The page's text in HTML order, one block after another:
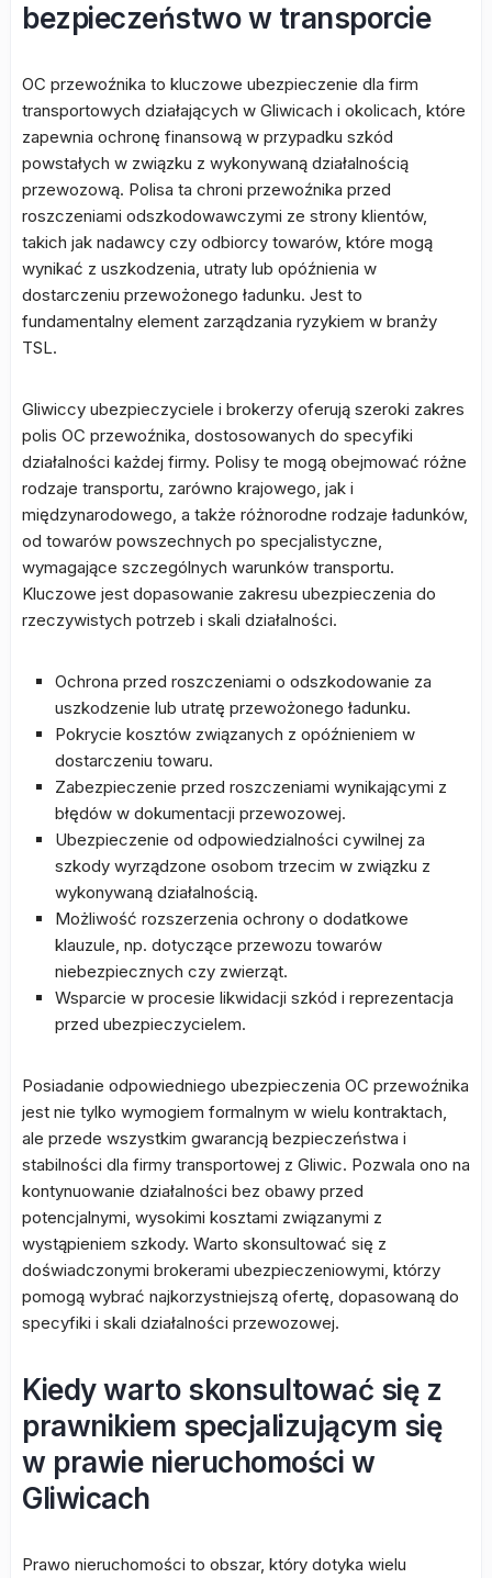
bezpieczeństwo w transporcie
OC przewoźnika to kluczowe ubezpieczenie dla firm
transportowych działających w Gliwicach i okolicach, które
zapewnia ochronę finansową w przypadku szkód
powstałych w związku z wykonywaną działalnością
przewozową. Polisa ta chroni przewoźnika przed
roszczeniami odszkodowawczymi ze strony klientów,
takich jak nadawcy czy odbiorcy towarów, które mogą
wynikać z uszkodzenia, utraty lub opóźnienia w
dostarczeniu przewożonego ładunku. Jest to
fundamentalny element zarządzania ryzykiem w branży
TSL.
Gliwiccy ubezpieczyciele i brokerzy oferują szeroki zakres
polis OC przewoźnika, dostosowanych do specyfiki
działalności każdej firmy. Polisy te mogą obejmować różne
rodzaje transportu, zarówno krajowego, jak i
międzynarodowego, a także różnorodne rodzaje ładunków,
od towarów powszechnych po specjalistyczne,
wymagające szczególnych warunków transportu.
Kluczowe jest dopasowanie zakresu ubezpieczenia do
rzeczywistych potrzeb i skali działalności.
Ochrona przed roszczeniami o odszkodowanie za
uszkodzenie lub utratę przewożonego ładunku.
Pokrycie kosztów związanych z opóźnieniem w
dostarczeniu towaru.
Zabezpieczenie przed roszczeniami wynikającymi z
błędów w dokumentacji przewozowej.
Ubezpieczenie od odpowiedzialności cywilnej za
szkody wyrządzone osobom trzecim w związku z
wykonywaną działalnością.
Możliwość rozszerzenia ochrony o dodatkowe
klauzule, np. dotyczące przewozu towarów
niebezpiecznych czy zwierząt.
Wsparcie w procesie likwidacji szkód i reprezentacja
przed ubezpieczycielem.
Posiadanie odpowiedniego ubezpieczenia OC przewoźnika
jest nie tylko wymogiem formalnym w wielu kontraktach,
ale przede wszystkim gwarancją bezpieczeństwa i
stabilności dla firmy transportowej z Gliwic. Pozwala ono na
kontynuowanie działalności bez obawy przed
potencjalnymi, wysokimi kosztami związanymi z
wystąpieniem szkody. Warto skonsultować się z
doświadczonymi brokerami ubezpieczeniowymi, którzy
pomogą wybrać najkorzystniejszą ofertę, dopasowaną do
specyfiki i skali działalności przewozowej.
Kiedy warto skonsultować się z
prawnikiem specjalizującym się
w prawie nieruchomości w
Gliwicach
Prawo nieruchomości to obszar, który dotyka wielu